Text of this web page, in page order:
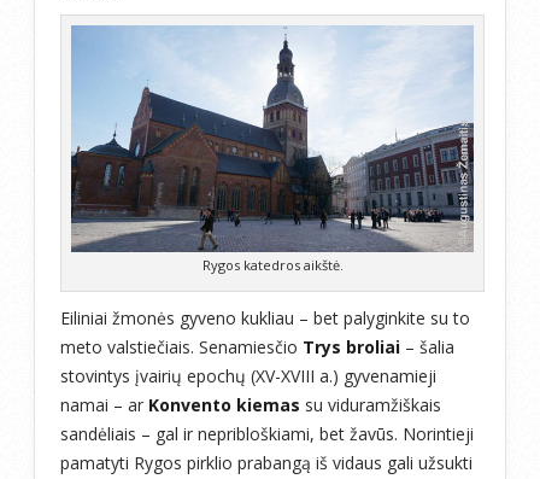
Rygos katedros aikštė.
Eiliniai žmonės gyveno kukliau – bet palyginkite su to
meto valstiečiais. Senamiesčio Trys broliai – šalia
stovintys įvairių epochų (XV-XVIII a.) gyvenamieji
namai – ar Konvento kiemas su viduramžiškais
sandėliais – gal ir nepribloškiami, bet žavūs. Norintieji
pamatyti Rygos pirklio prabangą iš vidaus gali užsukti